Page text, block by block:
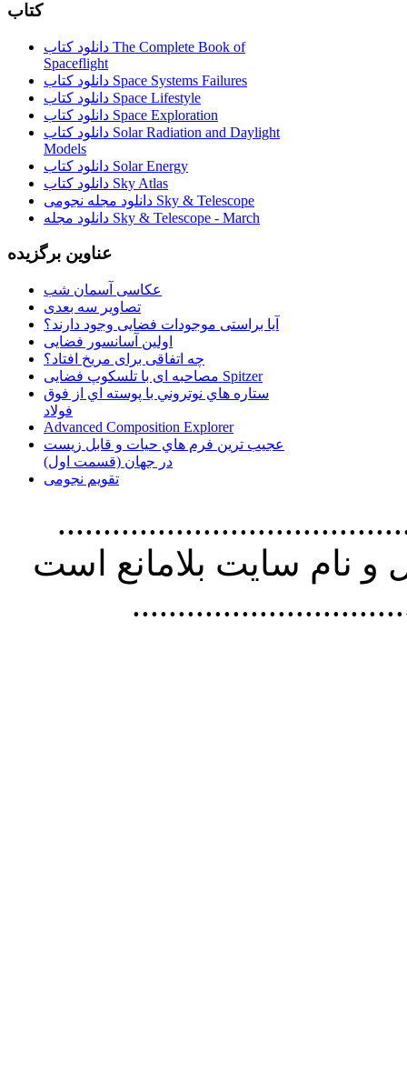
کتاب
دانلود کتاب The Complete Book of
Spaceflight
دانلود کتاب Space Systems Failures
دانلود کتاب Space Lifestyle
دانلود کتاب Space Exploration
دانلود کتاب Solar Radiation and Daylight
Models
دانلود کتاب Solar Energy
دانلود کتاب Sky Atlas
دانلود مجله نجومی Sky & Telescope
دانلود مجله Sky & Telescope - March
عناوین برگزیده
عکاسی آسمان شب
تصاویر سه بعدی
آیا براستی موجودات فضایی وجود دارند؟
اولین آسانسور فضایی
چه اتفاقی برای مریخ افتاد؟
مصاحبه ای با تلسکوپ فضایی Spitzer
ستاره هاي نوتروني با پوسته اي از فوق
فولاد
Advanced Composition Explorer
عجیب ترین فرم هاي حيات و قابل زيست
در جهان (قسمت اول)
تقویم نجومی
استفاده از
نام سايت بلامانع است